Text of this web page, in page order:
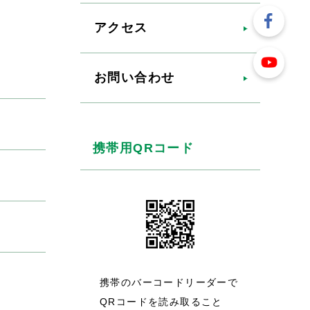
アクセス
お問い合わせ
携帯用QRコード
携帯のバーコードリーダーで
QRコードを読み取ること